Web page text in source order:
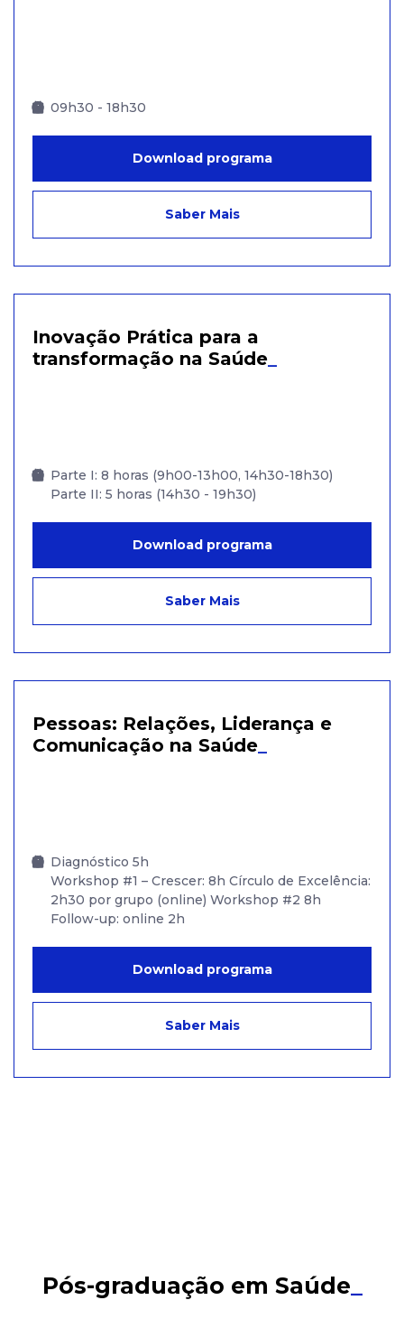
09h30 - 18h30
Download programa
Saber Mais
Inovação Prática para a
transformação na Saúde
Parte I: 8 horas (9h00-13h00, 14h30-18h30)
Parte II: 5 horas (14h30 - 19h30)
Download programa
Saber Mais
Pessoas: Relações, Liderança e
Comunicação na Saúde
Diagnóstico 5h
Workshop #1 – Crescer: 8h Círculo de Excelência:
2h30 por grupo (online) Workshop #2 8h
Follow-up: online 2h
Download programa
Saber Mais
Pós-graduação em Saúde